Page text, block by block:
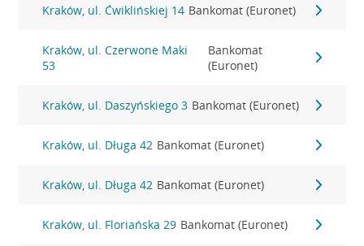
Kraków, ul. Ćwiklińskiej 14 Bankomat (Euronet)
Kraków, ul. Czerwone Maki
53
Bankomat
(Euronet)
Kraków, ul. Daszyńskiego 3 Bankomat (Euronet)
Kraków, ul. Długa 42 Bankomat (Euronet)
Kraków, ul. Długa 42 Bankomat (Euronet)
Kraków, ul. Floriańska 29 Bankomat (Euronet)